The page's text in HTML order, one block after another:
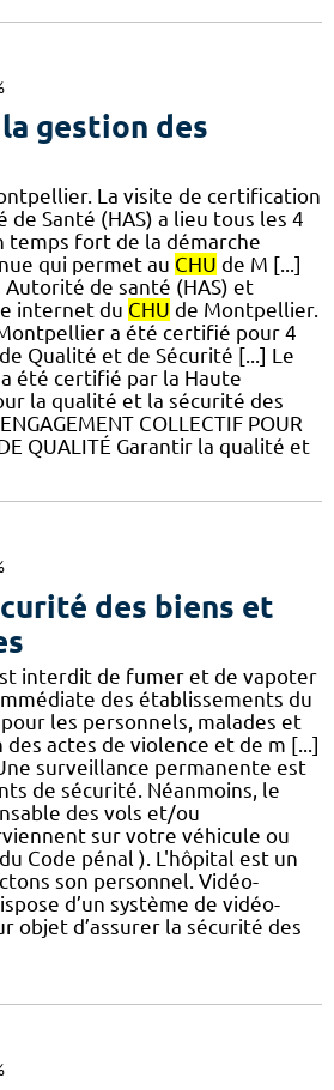
gestion des
La visite de certification
Santé (HAS) a lieu tous les 4
temps fort de la démarche
qui permet au CHU de M [...]
de santé (HAS) et
internet du CHU de Montpellier.
a été certifié pour 4
Qualité et de Sécurité [...] Le
été certifié par la Haute
la qualité et la sécurité des
COLLECTIF POUR
DE QUALITÉ Garantir la qualité et
des biens et
interdit de fumer et de vapoter
des établissements du
les personnels, malades et
actes de violence et de m [...]
surveillance permanente est
de sécurité. Néanmoins, le
des vols et/ou
sur votre véhicule ou
Code pénal ). L'hôpital est un
son personnel. Vidéo-
d’un système de vidéo-
objet d’assurer la sécurité des